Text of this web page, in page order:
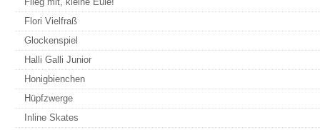
Flori Vielfraß
Glockenspiel
Halli Galli Junior
Honigbienchen
Hüpfzwerge
Inline Skates